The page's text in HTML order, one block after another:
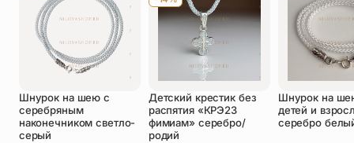
Оставить отзыв
Подтверждаю свое согласие с
политикой конфиденциальностии даю
согласие на обработку персональных
данных
Шнурок на шею с
серебряным
наконечником светло-
серый
Детский крестик без
распятия «КРЭ23
фимиам» серебро/
родий
Шнурок на
детей и
серебро